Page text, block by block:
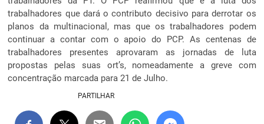
trabalhadores que dará o contributo decisivo para derrotar os
planos da multinacional, mas que os trabalhadores podem
continuar a contar com o apoio do PCP. As centenas de
trabalhadores presentes aprovaram as jornadas de luta
propostas pelas suas ort’s, nomeadamente a greve com
concentração marcada para 21 de Julho.
PARTILHAR